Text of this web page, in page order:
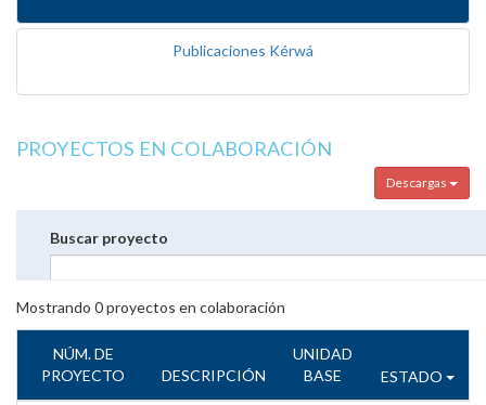
Publicaciones Kérwá
PROYECTOS EN COLABORACIÓN
Descargas
Buscar proyecto
Mostrando 0proyectos en colaboración
NÚM. DE
PROYECTO
DESCRIPCIÓN
UNIDAD
BASE
ESTADO